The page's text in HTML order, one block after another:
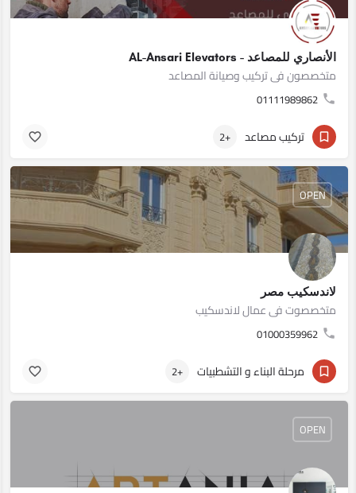
الأنصاري للمصاعد - AL-Ansari Elevators
متخصصون فى تركيب وصيانة المصاعد
01111989862
تركيب مصاعد +2
لاندسكيب مصر
متخصصوت فى عمال لاندسكيب
01000359962
OPEN
مرحلة البناء و التشطبيات +2
OPEN